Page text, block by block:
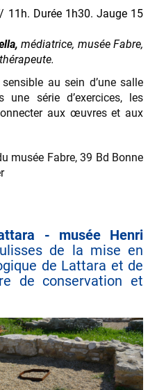
11h. Durée 1h30. Jauge 15
médiatrice, musée Fabre,
au sein d’une salle
série d’exercices, les
aux œuvres et aux
musée Fabre, 39 Bd Bonne
- musée Henri
de la mise en
de Lattara et de
de conservation et